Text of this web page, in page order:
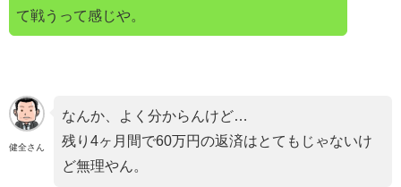
て戦うって感じや。
健全さん
なんか、よく分からんけど…
残り4ヶ月間で60万円の返済はとてもじゃないけ
ど無理やん。